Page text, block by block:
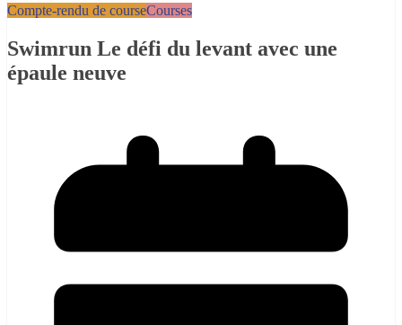
Compte-rendu de courseCourses
Swimrun Le défi du levant avec une
épaule neuve